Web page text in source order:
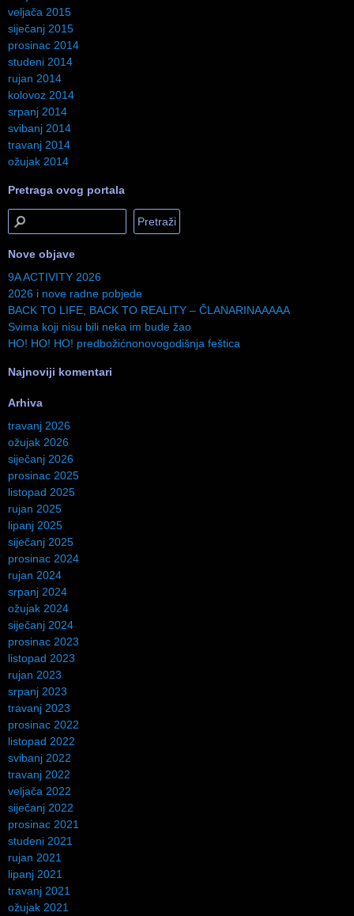
veljača 2015
siječanj 2015
prosinac 2014
studeni 2014
rujan 2014
kolovoz 2014
srpanj 2014
svibanj 2014
travanj 2014
ožujak 2014
Pretraga ovog portala
Nove objave
9A ACTIVITY 2026
2026 i nove radne pobjede
BACK TO LIFE, BACK TO REALITY – ČLANARINAAAAA
Svima koji nisu bili neka im bude žao
HO! HO! HO! predbožićnonovogodišnja feštica
Najnoviji komentari
Arhiva
travanj 2026
ožujak 2026
siječanj 2026
prosinac 2025
listopad 2025
rujan 2025
lipanj 2025
siječanj 2025
prosinac 2024
rujan 2024
srpanj 2024
ožujak 2024
siječanj 2024
prosinac 2023
listopad 2023
rujan 2023
srpanj 2023
travanj 2023
prosinac 2022
listopad 2022
svibanj 2022
travanj 2022
veljača 2022
siječanj 2022
prosinac 2021
studeni 2021
rujan 2021
lipanj 2021
travanj 2021
ožujak 2021